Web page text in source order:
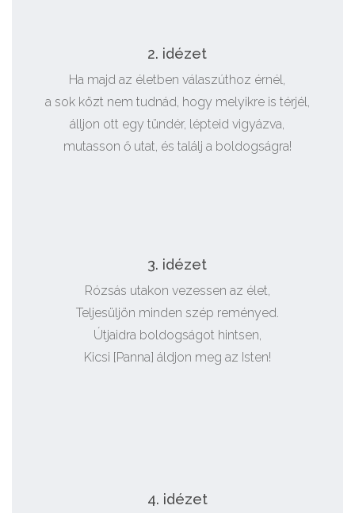
2. idézet
Ha majd az életben válaszúthoz érnél,
a sok közt nem tudnád, hogy melyikre is térjél,
álljon ott egy tündér, lépteid vigyázva,
mutasson ő utat, és találj a boldogságra!
3. idézet
Rózsás utakon vezessen az élet,
Teljesüljön minden szép reményed.
Útjaidra boldogságot hintsen,
Kicsi [Panna] áldjon meg az Isten!
4. idézet